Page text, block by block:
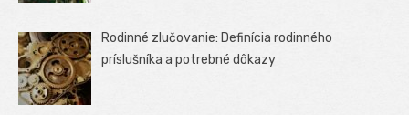
Rodinné zlučovanie: Definícia rodinného
príslušníka a potrebné dôkazy